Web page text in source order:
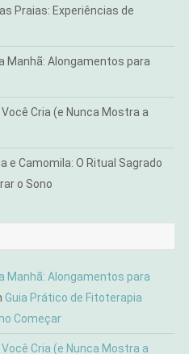
Praias: Experiências de
Manhã: Alongamentos para
Cria (e Nunca Mostra a
e Camomila: O Ritual Sagrado
o Sono
Manhã: Alongamentos para
Guia Prático de Fitoterapia
Começar
Cria (e Nunca Mostra a